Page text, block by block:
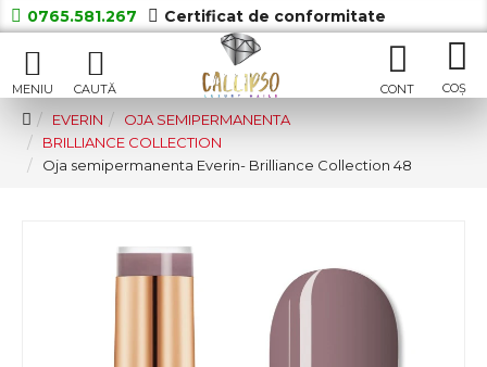
0765.581.267 Certificat de conformitate
EVERIN
OJA SEMIPERMANENTA
BRILLIANCE COLLECTION
Oja semipermanenta Everin- Brilliance Collection 48